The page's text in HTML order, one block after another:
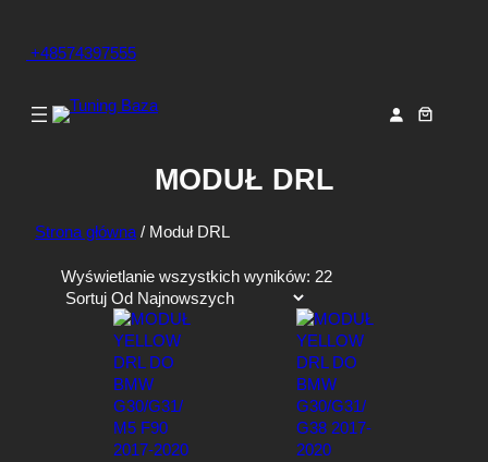
+48574397555
MODUŁ DRL
Strona główna / Moduł DRL
Wyświetlanie wszystkich wyników: 22P
s
o
r
t
o
w